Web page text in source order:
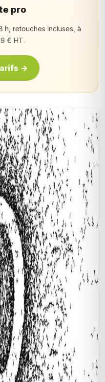
pro
h, retouches incluses, à
€ HT.
→